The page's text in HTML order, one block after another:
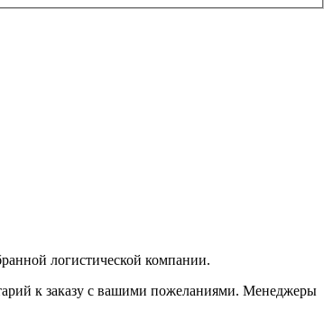
логистической компании.
к заказу с вашими пожеланиями. Менеджеры